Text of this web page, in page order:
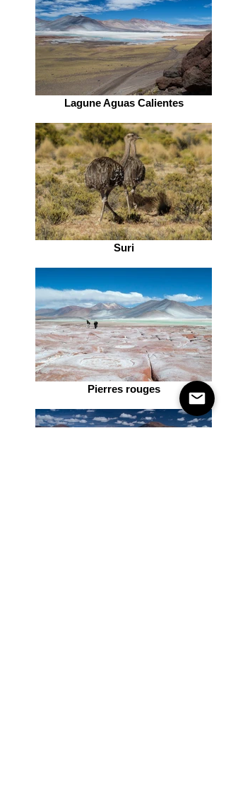
Lagune Aguas Calientes
Suri
Pierres rouges